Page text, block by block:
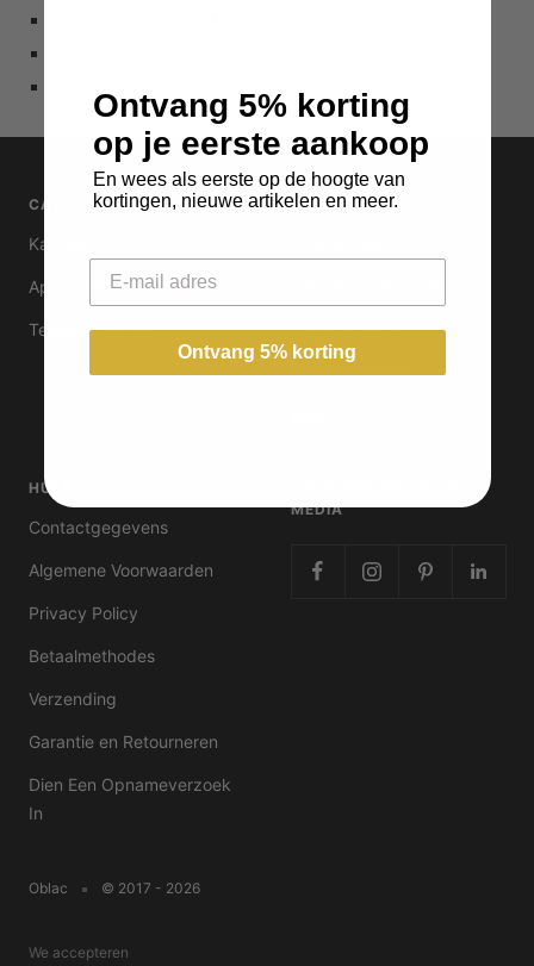
CATEGORIEËN
Kantoor
Apple Watch bandjes
Telefoonhoesjes
ONTDEK
Personalisatie
Bedrijfsaanbod
HULP
Contactgegevens
Algemene Voorwaarden
Privacy Policy
Betaalmethodes
Verzending
Garantie en Retourneren
Dien Een Opnameverzoek
In
MEDIA
Oblac © 2017 - 2026
We accepteren
Ontvang 5% korting
op je eerste aankoop
En wees als eerste op de hoogte van
kortingen, nieuwe artikelen en meer.
Email
Ontvang 5% korting